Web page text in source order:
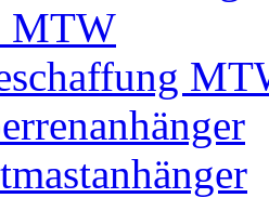
MTW